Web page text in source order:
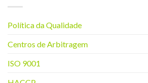
Política da Qualidade
Centros de Arbitragem
ISO 9001